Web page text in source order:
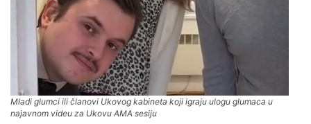
Mladi glumci ili članovi Ukovog kabineta koji igraju ulogu glumaca u
najavnom videu za Ukovu AMA sesiju